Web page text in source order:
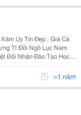
Uy Tín Đẹp , Giá Cả
Tt Đồi Ngô Lục Nam
Đối Nhận Đào Tạo Học
Và 3D
>1 năm